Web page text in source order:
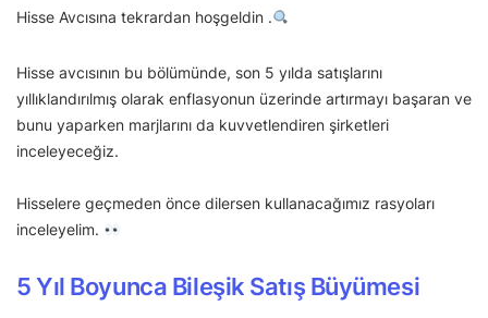
Hisse Avcısına tekrardan hoşgeldin .
Hisse avcısının bu bölümünde, son 5 yılda satışlarını
yıllıklandırılmış olarak enflasyonun üzerinde artırmayı başaran ve
bunu yaparken marjlarını da kuvvetlendiren şirketleri
inceleyeceğiz.
Hisselere geçmeden önce dilersen kullanacağımız rasyoları
inceleyelim.
5 Yıl Boyunca Bileşik Satış Büyümesi